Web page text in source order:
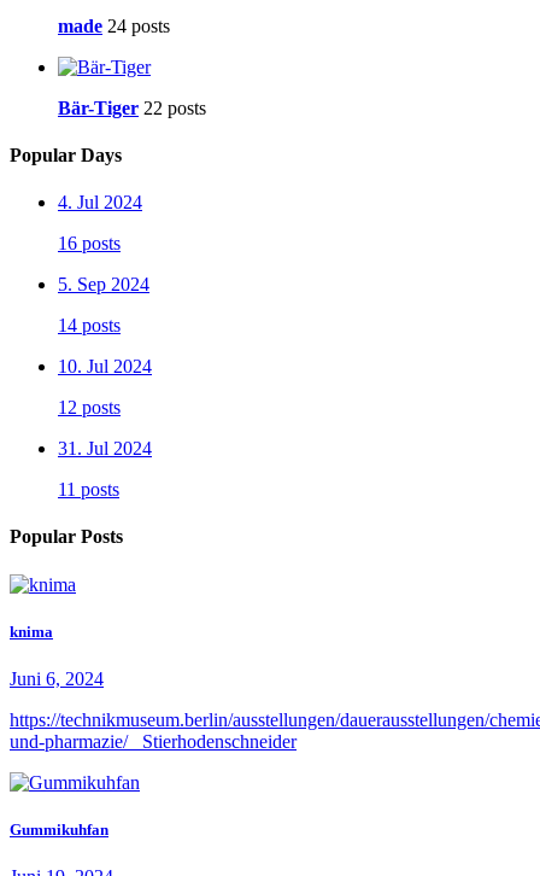
made 24 posts
Bär-Tiger 22 posts
Popular Days
4. Jul 2024
16 posts
5. Sep 2024
14 posts
10. Jul 2024
12 posts
31. Jul 2024
11 posts
Popular Posts
knima
Juni 6, 2024
https://technikmuseum.berlin/ausstellungen/dauerausstellungen/
und-pharmazie/ Stierhodenschneider
Gummikuhfan